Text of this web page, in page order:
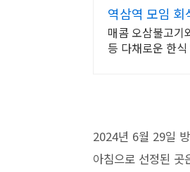
역삼역 모임
매콤 오삼불고기
등 다채로운 한
2024년 6월 29일
아침으로 선정된 곳